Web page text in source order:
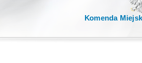
Komenda